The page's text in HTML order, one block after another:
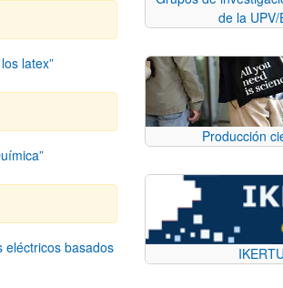
latex”
eléctricos basados
de la UPV/
Producción
IKERTU